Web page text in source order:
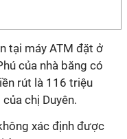
tại máy ATM đặt ở
của nhà băng có
rút là 116 triệu
chị Duyên.
xác định được